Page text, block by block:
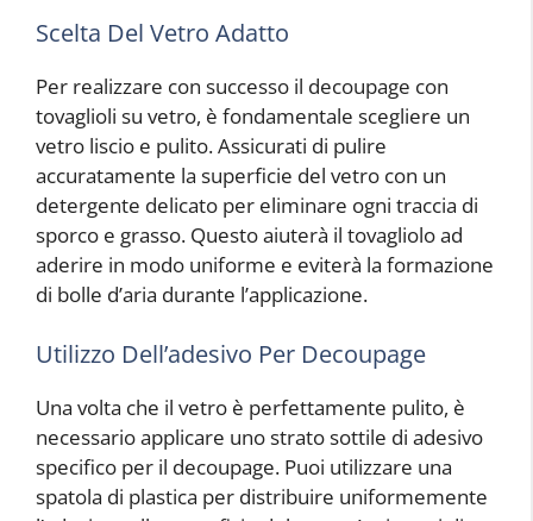
Scelta Del Vetro Adatto
Per realizzare con successo il decoupage con
tovaglioli su vetro, è fondamentale scegliere un
vetro liscio e pulito. Assicurati di pulire
accuratamente la superficie del vetro con un
detergente delicato per eliminare ogni traccia di
sporco e grasso. Questo aiuterà il tovagliolo ad
aderire in modo uniforme e eviterà la formazione
di bolle d’aria durante l’applicazione.
Utilizzo Dell’adesivo Per Decoupage
Una volta che il vetro è perfettamente pulito, è
necessario applicare uno strato sottile di adesivo
specifico per il decoupage. Puoi utilizzare una
spatola di plastica per distribuire uniformemente